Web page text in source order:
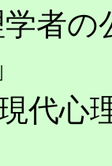
学者
る
代心